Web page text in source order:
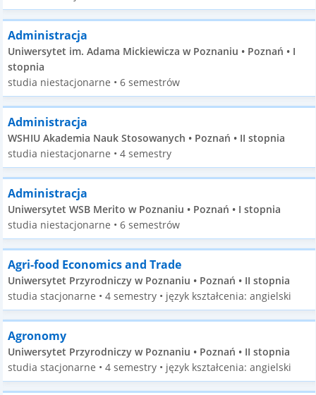
Administracja
Uniwersytet im. Adama Mickiewicza w Poznaniu • Poznań • I
stopnia
studia niestacjonarne • 6 semestrów
Administracja
WSHIU Akademia Nauk Stosowanych • Poznań • II stopnia
studia niestacjonarne • 4 semestry
Administracja
Uniwersytet WSB Merito w Poznaniu • Poznań • I stopnia
studia niestacjonarne • 6 semestrów
Agri-food Economics and Trade
Uniwersytet Przyrodniczy w Poznaniu • Poznań • II stopnia
studia stacjonarne • 4 semestry • język kształcenia: angielski
Agronomy
Uniwersytet Przyrodniczy w Poznaniu • Poznań • II stopnia
studia stacjonarne • 4 semestry • język kształcenia: angielski